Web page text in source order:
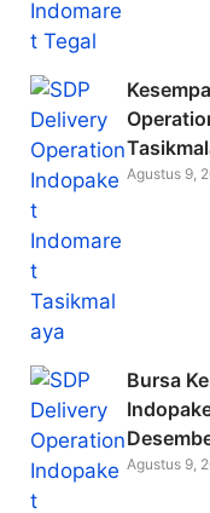
Agustus 9,
Bursa
Agustus 9,